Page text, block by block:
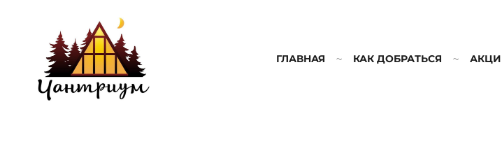
ГЛАВНАЯ КАК ДОБРАТЬСЯ